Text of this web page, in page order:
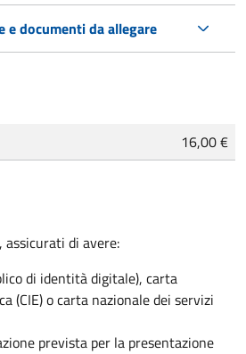
e documenti da allegare
16,00 €
assicurati di avere:
di identità digitale), carta
(CIE) o carta nazionale dei servizi
prevista per la presentazione